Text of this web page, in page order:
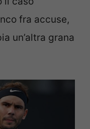
fra accuse,
un’altra grana